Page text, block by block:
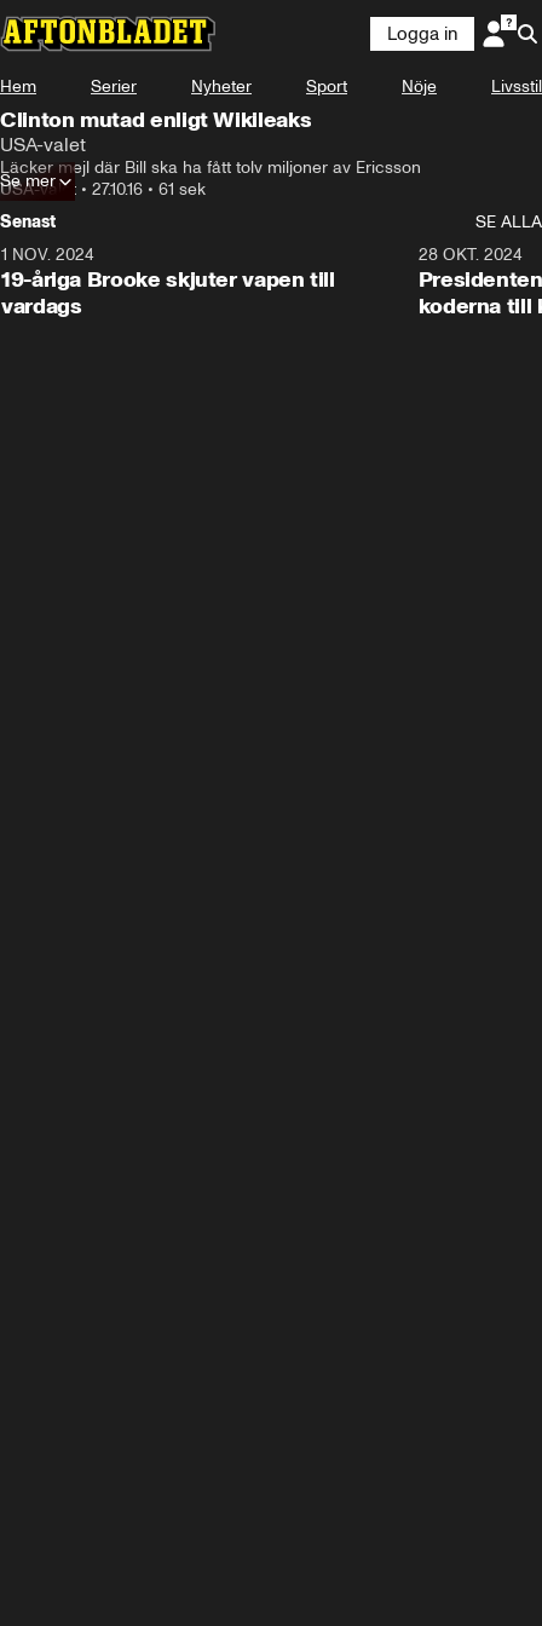
Logga in
Hem Serier Nyheter Sport Nöje Livsstil
Clinton mutad enligt Wikileaks
USA-valet
Läcker mejl där Bill ska ha fått tolv miljoner av Ericsson
USA-valet • 27.10.16 • 61 sek
Se mer
Senast
SE ALLA
1 NOV. 2024
19-åriga Brooke skjuter vapen till
vardags
28 OKT. 2024
koderna till